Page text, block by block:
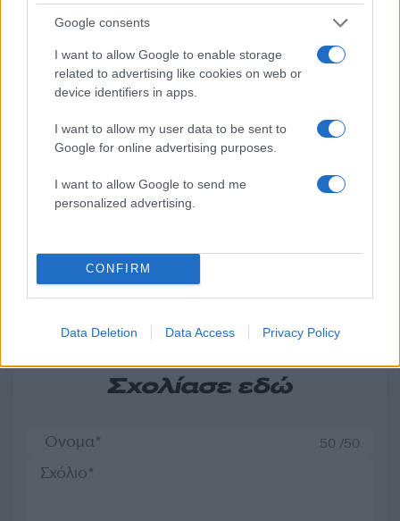
Google consents
I want to allow Google to enable storage
related to advertising like cookies on web or
device identifiers in apps.
I want to allow my user data to be sent to
Google for online advertising purposes.
I want to allow Google to send me
personalized advertising.
CONFIRM
Data Deletion Data Access Privacy Policy
Σχόλια
Σχολίασε εδώ
50 /50
Η απεγνωσμένη
προσπάθεια του barman να
σώσει τον 4χρονο που
πνίγηκε σε πισίνα στην
Πάρο - Πώς έγινε η
Ζέστη και
φτάνουν τα 80 χλμ/
«Red Code» σε 6